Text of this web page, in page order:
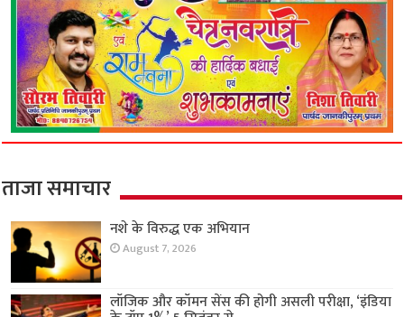
ताजा समाचार
नशे के विरुद्ध एक अभियान
August 7, 2026
लॉजिक और कॉमन सेंस की होगी असली परीक्षा, ‘इंडिया